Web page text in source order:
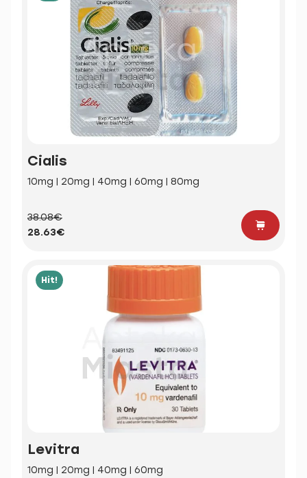
Cialis
10mg | 20mg | 40mg | 60mg | 80mg
38.08€
28.63€
Hit!
Levitra
10mg | 20mg | 40mg | 60mg